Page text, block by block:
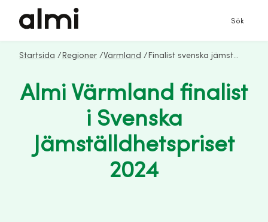
Sök
Startsida / Regioner /Värmland / Finalist svenska jämställdhetspriset
Almi Värmland finalist
i Svenska
Jämställdhetspriset
2024